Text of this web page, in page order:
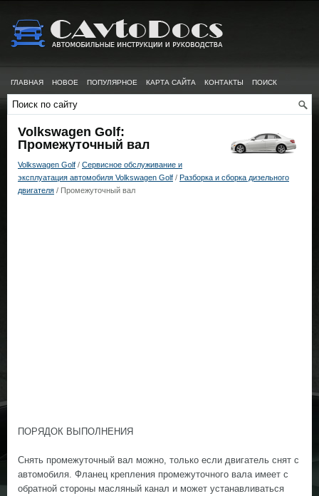
ГЛАВНАЯ НОВОЕ ПОПУЛЯРНОЕ КАРТА САЙТА КОНТАКТЫ ПОИСК
Volkswagen Golf:
Промежуточный вал
Volkswagen Golf / Сервисное обслуживание и
эксплуатация автомобиля Volkswagen Golf / Разборка и сборка дизельного
двигателя / Промежуточный вал
ПОРЯДОК ВЫПОЛНЕНИЯ
Снять промежуточный вал можно, только если двигатель снят с
автомобиля. Фланец крепления промежуточного вала имеет с
обратной стороны масляный канал и может устанавливаться